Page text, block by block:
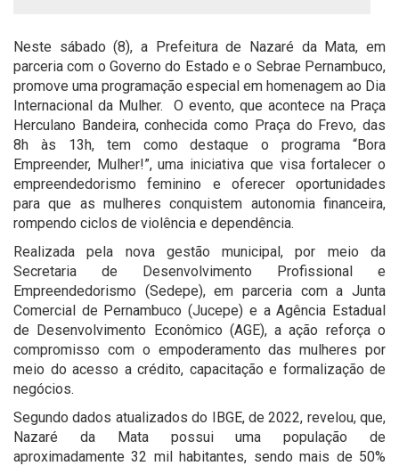
Neste sábado (8), a Prefeitura de Nazaré da Mata, em
parceria com o Governo do Estado e o Sebrae Pernambuco,
promove uma programação especial em homenagem ao Dia
Internacional da Mulher. O evento, que acontece na Praça
Herculano Bandeira, conhecida como Praça do Frevo, das
8h às 13h, tem como destaque o programa “Bora
Empreender, Mulher!”, uma iniciativa que visa fortalecer o
empreendedorismo feminino e oferecer oportunidades
para que as mulheres conquistem autonomia financeira,
rompendo ciclos de violência e dependência.
Realizada pela nova gestão municipal, por meio da
Secretaria de Desenvolvimento Profissional e
Empreendedorismo (Sedepe), em parceria com a Junta
Comercial de Pernambuco (Jucepe) e a Agência Estadual
de Desenvolvimento Econômico (AGE), a ação reforça o
compromisso com o empoderamento das mulheres por
meio do acesso a crédito, capacitação e formalização de
negócios.
Segundo dados atualizados do IBGE, de 2022, revelou, que,
Nazaré da Mata possui uma população de
aproximadamente 32 mil habitantes, sendo mais de 50%